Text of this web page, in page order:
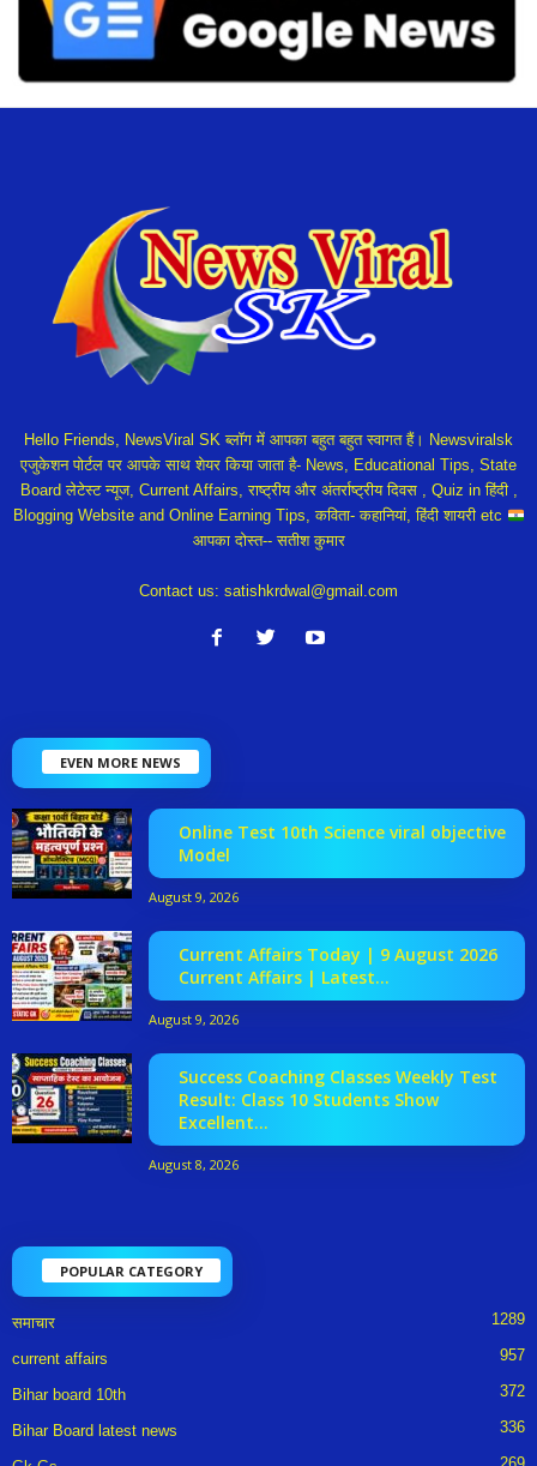
Hello Friends, NewsViral SK ब्लॉग में आपका बहुत बहुत स्वागत हैं। Newsviralsk
एजुकेशन पोर्टल पर आपके साथ शेयर किया जाता है- News, Educational Tips, State
Board लेटेस्ट न्यूज, Current Affairs, राष्ट्रीय और अंतर्राष्ट्रीय दिवस , Quiz in हिंदी ,
Blogging Website and Online Earning Tips, कविता- कहानियां, हिंदी शायरी etc
आपका दोस्त-- सतीश कुमार
Contact us: satishkrdwal@gmail.com
EVEN MORE NEWS
Online Test 10th Science viral objective
Model
August 9, 2026
Current Affairs Today | 9 August 2026
Current Affairs | Latest...
August 9, 2026
Success Coaching Classes Weekly Test
Result: Class 10 Students Show
Excellent...
August 8, 2026
POPULAR CATEGORY
समाचार 1289
current affairs 957
Bihar board 10th 372
Bihar Board latest news 336